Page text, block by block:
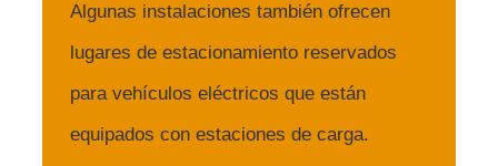
Algunas instalaciones también ofrecen
lugares de estacionamiento reservados
para vehículos eléctricos que están
equipados con estaciones de carga.